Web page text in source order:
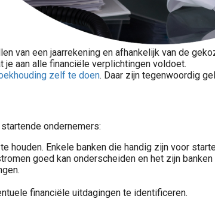
van een jaarrekening en afhankelijk van de
je aan alle financiële verplichtingen voldoet.
zelf te doen. Daar zijn tegenwoordig
ondernemers:
houden. Enkele banken die handig zijn voor
goed kan onderscheiden en het zijn
financiële uitdagingen te identificeren.